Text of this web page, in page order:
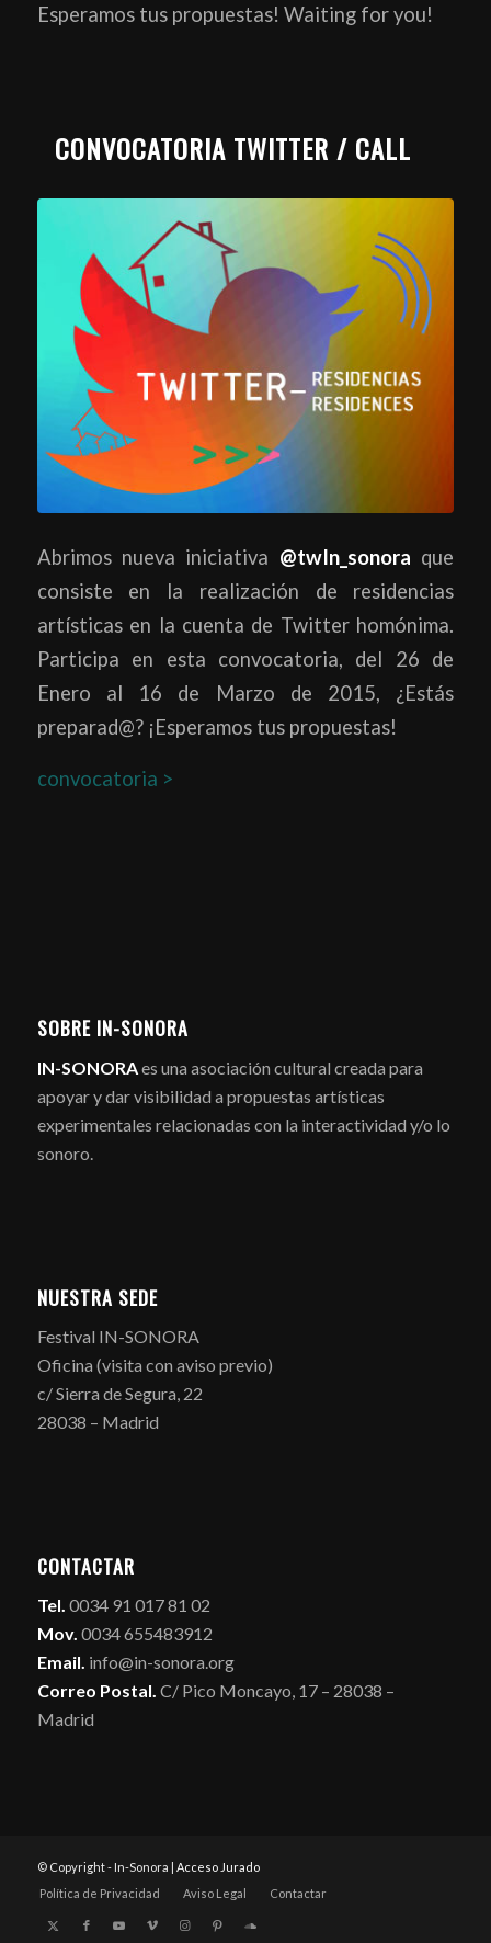
Esperamos tus propuestas! Waiting for you!
CONVOCATORIA TWITTER / CALL
Abrimos nueva iniciativa @twIn_sonora que
consiste en la realización de residencias
artísticas en la cuenta de Twitter homónima.
Participa en esta convocatoria, del 26 de
Enero al 16 de Marzo de 2015, ¿Estás
preparad@? ¡Esperamos tus propuestas!
convocatoria >
SOBRE IN-SONORA
IN-SONORAes una asociación cultural creada para
apoyar y dar visibilidad a propuestas artísticas
experimentales relacionadas con la interactividad y/o lo
sonoro.
NUESTRA SEDE
Festival IN-SONORA
Oficina (visita con aviso previo)
c/ Sierra de Segura, 22
28038 – Madrid
CONTACTAR
Tel. 0034 91 017 81 02
Mov. 0034 655483912
Email. info@in-sonora.org
Correo Postal. C/ Pico Moncayo, 17 – 28038 –
Madrid
© Copyright - In-Sonora | Acceso Jurado
Política de Privacidad
Aviso Legal Contactar